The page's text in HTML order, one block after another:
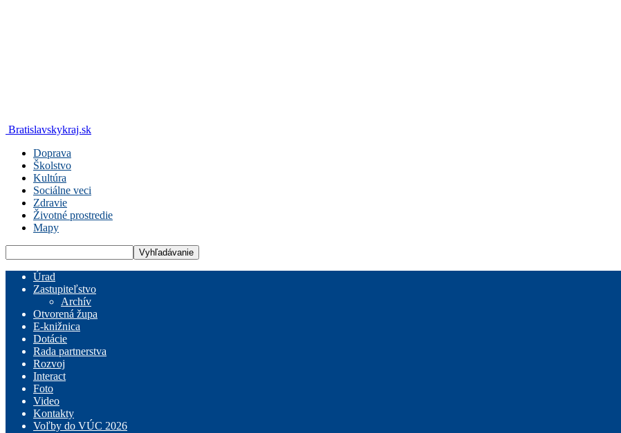
Bratislavskykraj.sk
Doprava
Školstvo
Kultúra
Sociálne veci
Zdravie
Životné prostredie
Mapy
Úrad
Zastupiteľstvo
Archív
Otvorená župa
E-knižnica
Dotácie
Rada partnerstva
Rozvoj
Interact
Foto
Video
Kontakty
Voľby do VÚC 2026